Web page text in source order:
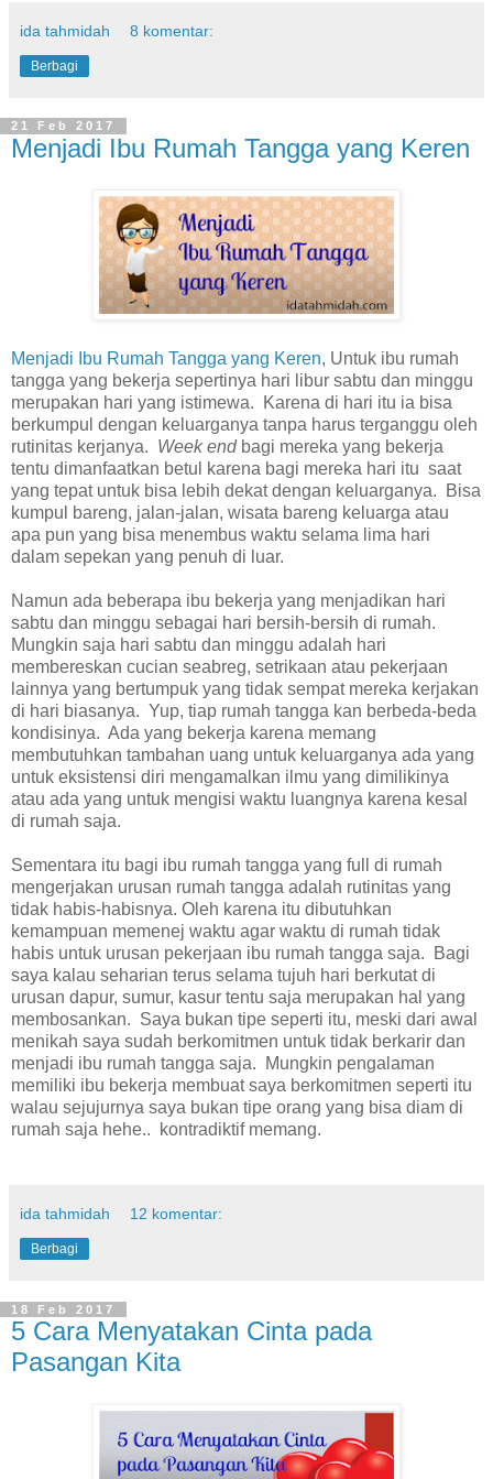
ida tahmidah 8 komentar:
Berbagi
21 Feb 2017
Menjadi Ibu Rumah Tangga yang Keren
Menjadi Ibu Rumah Tangga yang Keren, Untuk ibu rumah
tangga yang bekerja sepertinya hari libur sabtu dan minggu
merupakan hari yang istimewa. Karena di hari itu ia bisa
berkumpul dengan keluarganya tanpa harus terganggu oleh
rutinitas kerjanya. Week end bagi mereka yang bekerja
tentu dimanfaatkan betul karena bagi mereka hari itu saat
yang tepat untuk bisa lebih dekat dengan keluarganya. Bisa
kumpul bareng, jalan-jalan, wisata bareng keluarga atau
apa pun yang bisa menembus waktu selama lima hari
dalam sepekan yang penuh di luar.
Namun ada beberapa ibu bekerja yang menjadikan hari
sabtu dan minggu sebagai hari bersih-bersih di rumah.
Mungkin saja hari sabtu dan minggu adalah hari
membereskan cucian seabreg, setrikaan atau pekerjaan
lainnya yang bertumpuk yang tidak sempat mereka kerjakan
di hari biasanya. Yup, tiap rumah tangga kan berbeda-beda
kondisinya. Ada yang bekerja karena memang
membutuhkan tambahan uang untuk keluarganya ada yang
untuk eksistensi diri mengamalkan ilmu yang dimilikinya
atau ada yang untuk mengisi waktu luangnya karena kesal
di rumah saja.
Sementara itu bagi ibu rumah tangga yang full di rumah
mengerjakan urusan rumah tangga adalah rutinitas yang
tidak habis-habisnya. Oleh karena itu dibutuhkan
kemampuan memenej waktu agar waktu di rumah tidak
habis untuk urusan pekerjaan ibu rumah tangga saja. Bagi
saya kalau seharian terus selama tujuh hari berkutat di
urusan dapur, sumur, kasur tentu saja merupakan hal yang
membosankan. Saya bukan tipe seperti itu, meski dari awal
menikah saya sudah berkomitmen untuk tidak berkarir dan
menjadi ibu rumah tangga saja. Mungkin pengalaman
memiliki ibu bekerja membuat saya berkomitmen seperti itu
walau sejujurnya saya bukan tipe orang yang bisa diam di
rumah saja hehe.. kontradiktif memang.
ida tahmidah 12 komentar:
Berbagi
18 Feb 2017
5 Cara Menyatakan Cinta pada
Pasangan Kita